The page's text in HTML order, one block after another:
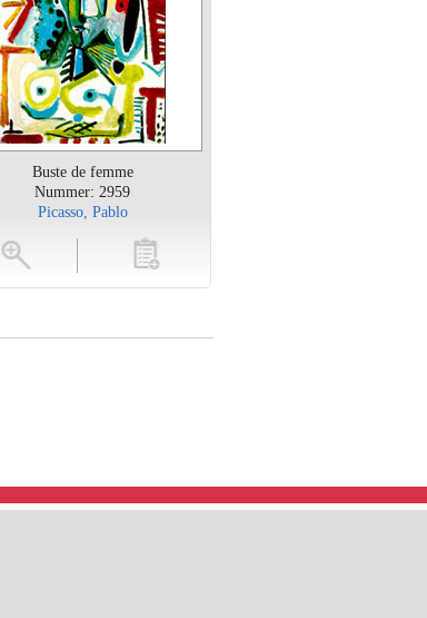
Buste de femme
Nummer: 2959
Picasso, Pablo
toevoegen